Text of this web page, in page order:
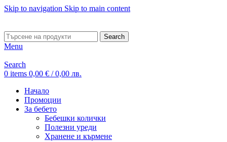
Skip to navigation Skip to main content
Search
Menu
Search
0 items 0,00 € / 0,00 лв.
Начало
Промоции
За бебето
Бебешки колички
Полезни уреди
Хранене и кърмене